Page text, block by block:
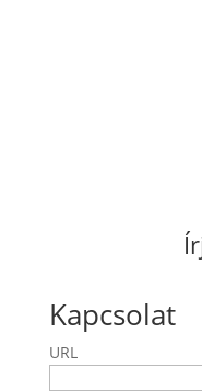
Kapcsolat
URL